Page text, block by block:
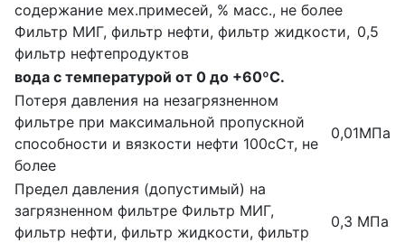
содержание мех.примесей, % масс., не более
Фильтр МИГ, фильтр нефти, фильтр жидкости,
фильтр нефтепродуктов
0,5
вода с температурой от 0 до +60ºС.
Потеря давления на незагрязненном
фильтре при максимальной пропускной
способности и вязкости нефти 100сСт, не
более
0,01МПа
Предел давления (допустимый) на
загрязненном фильтре Фильтр МИГ,
фильтр нефти, фильтр жидкости, фильтр
0,3 МПа